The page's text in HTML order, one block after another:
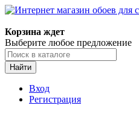
Корзина ждет
Выберите любое предложение
Найти
Вход
Регистрация